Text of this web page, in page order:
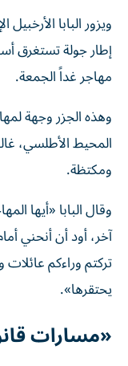
ويزور البابا
إطار جولة تستغرق
مهاجر غداً الجمعة.
وهذه الجزر وجهة
المحيط الأطلسي،
ومكتظة.
وقال البابا «أيها
آخر، أود ⁠أن أنحني
تركتم وراءكم
يحتقرها».
«مسارات